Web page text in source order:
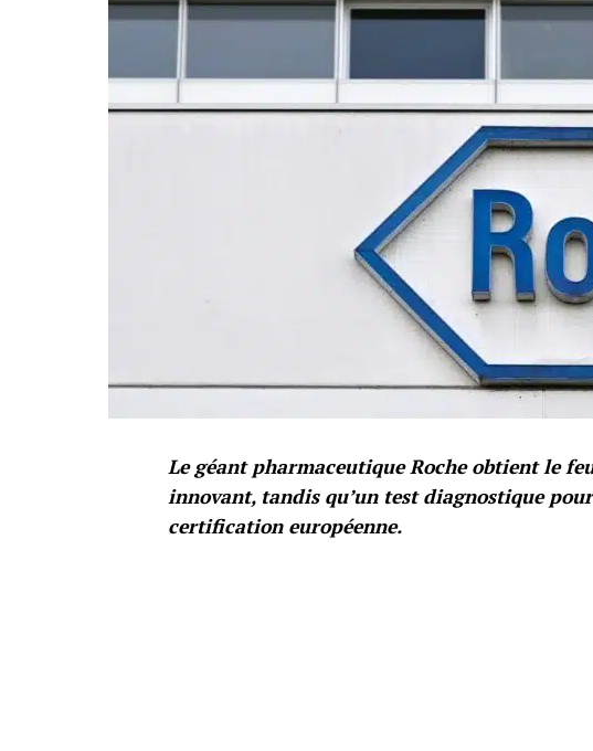
Le géant pharmaceutique Roche obtient le
innovant, tandis qu’un test diagnostique
certification européenne.